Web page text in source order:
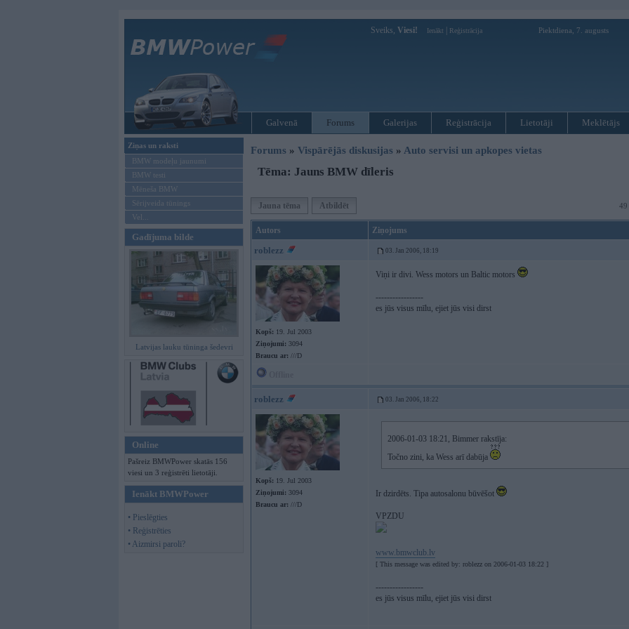
Sveiks, Viesi! Ienākt Reģistrācija Piektdiena, 7. augusts
Galvenā Forums Galerijas Reģistrācija Lietotāji Meklētājs
Ziņas un raksti
BMW modeļu jaunumi
BMW testi
Mēneša BMW
Sērijveida tūnings
Vel...
Gadījuma bilde
Latvijas lauku tūninga šedevri
Online
Pašreiz BMWPower skatās 156
viesi un 3 reģistrēti lietotāji.
Ienākt BMWPower
• Pieslēgties
• Reģistrēties
• Aizmirsi paroli?
Forums » Vispārējās diskusijas » Auto servisi un apkopes vietas
Tēma: Jauns BMW dīleris
Jauna tēma Atbildēt 49
Autors Ziņojums
roblezz 03. Jan 2006, 18:19
Kopš: 19. Jul 2003
Ziņojumi: 3094
Braucu ar: ///D
Viņi ir divi. Wess motors un Baltic motors
-----------------
es jūs visus mīlu, ejiet jūs visi dirst
roblezz 03. Jan 2006, 18:22
Kopš: 19. Jul 2003
Ziņojumi: 3094
Braucu ar: ///D
2006-01-03 18:21, Bimmer rakstīja:
Točno zini, ka Wess arī dabūja
Ir dzirdēts. Tipa autosalonu būvēšot
VPZDU
www.bmwclub.lv
[ This message was edited by: roblezz on 2006-01-03 18:22 ]
-----------------
es jūs visus mīlu, ejiet jūs visi dirst